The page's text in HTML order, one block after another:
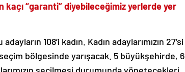
kaçı “garanti” diyebileceğimiz yerlerde yer
108’i kadın. Kadın adaylarımızın 27’si
bölgesinde yarışacak. 5 büyükşehirde, 6